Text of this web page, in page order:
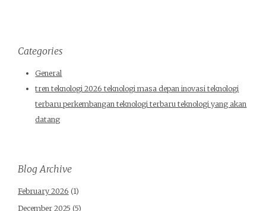
Categories
General
tren teknologi 2026 teknologi masa depan inovasi teknologi
terbaru perkembangan teknologi terbaru teknologi yang akan
datang
Blog Archive
February 2026 (1)
December 2025 (5)